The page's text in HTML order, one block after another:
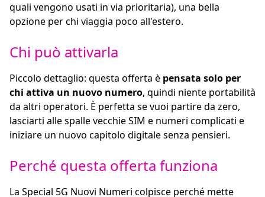
quali vengono usati in via prioritaria), una bella
opzione per chi viaggia poco all'estero.
Chi può attivarla
Piccolo dettaglio: questa offerta è pensata solo per
chi attiva un nuovo numero, quindi niente portabilità
da altri operatori. È perfetta se vuoi partire da zero,
lasciarti alle spalle vecchie SIM e numeri complicati e
iniziare un nuovo capitolo digitale senza pensieri.
Perché questa offerta funziona
La Special 5G Nuovi Numeri colpisce perché mette